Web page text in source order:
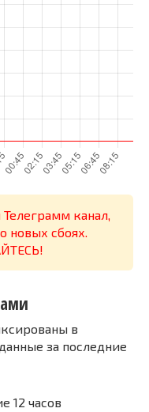
канал,
новых сбоях.
в
за последние
12 часов